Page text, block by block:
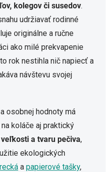
kolegov či susedov.
udržiavať rodinné
originálne a ručne
ako milé prekvapenie
rok nestihla nič napiecť a
návštevu svojej
osobnej hodnoty má
koláče aj praktický
a tvaru pečiva,
ekologických
a papierové tašky,